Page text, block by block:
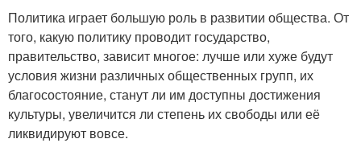
Политика играет большую роль в развитии общества. От
того, какую политику проводит государство,
правительство, зависит многое: лучше или хуже будут
условия жизни различных общественных групп, их
благосостояние, станут ли им доступны достижения
культуры, увеличится ли степень их свободы или её
ликвидируют вовсе.